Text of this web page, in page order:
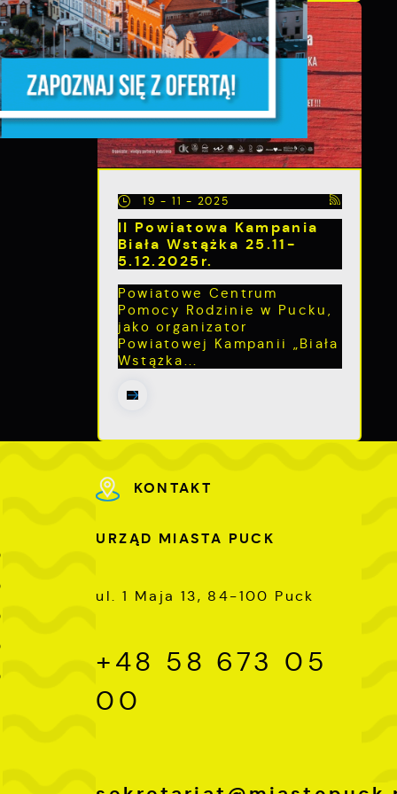
19 - 11 - 2025
II Powiatowa Kampania
Biała Wstążka 25.11-
5.12.2025r.
Powiatowe Centrum
Pomocy Rodzinie w Pucku,
jako organizator
Powiatowej Kampanii „Biała
Wstążka...
KONTAKT
URZĄD MIASTA PUCK
ul. 1 Maja 13, 84-100 Puck
+48 58 673 05
00